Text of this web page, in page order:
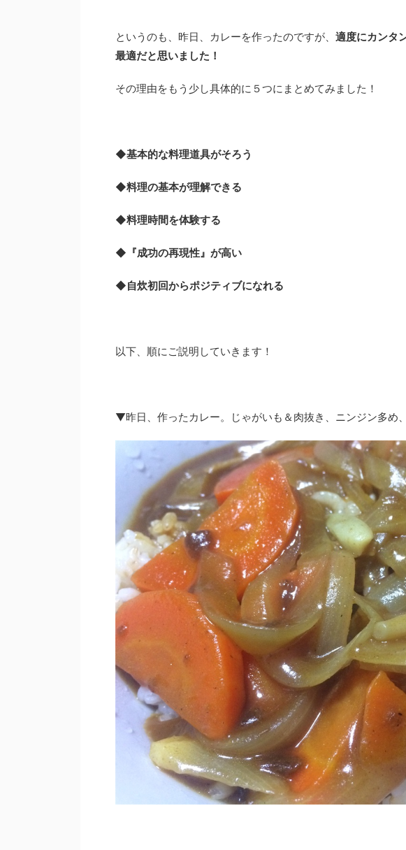
というのも、昨日、カレーを作ったのですが、 適度にカンタ
最適だと思いました！
その理由をもう少し具体的に５つにまとめてみました！
◆基本的な料理道具がそろう
◆料理の基本が理解できる
◆料理時間を体験する
◆『成功の再現性』が高い
◆自炊初回からポジティブになれる
以下、順にご説明していきます！
▼昨日、作ったカレー。じゃがいも＆肉抜き、ニンジン多め